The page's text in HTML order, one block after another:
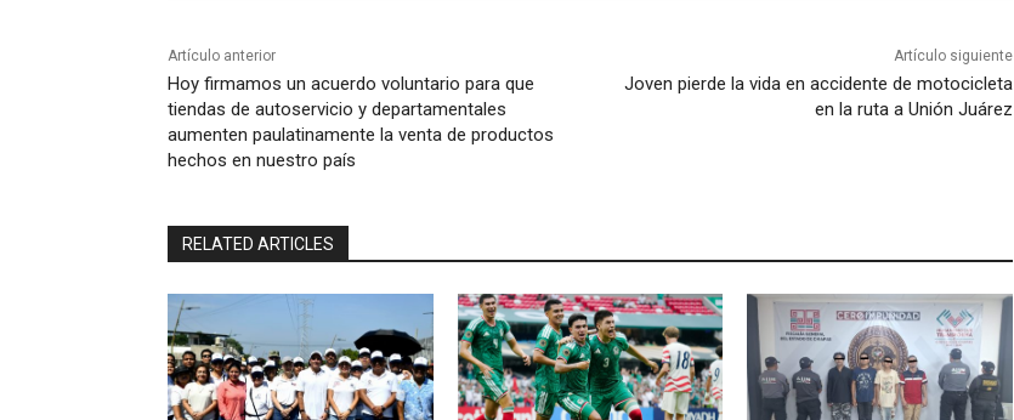
Artículo anterior
Hoy firmamos un acuerdo voluntario para que
tiendas de autoservicio y departamentales
aumenten paulatinamente la venta de productos
hechos en nuestro país
Artículo siguiente
Joven pierde la vida en accidente de motocicleta
en la ruta a Unión Juárez
RELATED ARTICLES